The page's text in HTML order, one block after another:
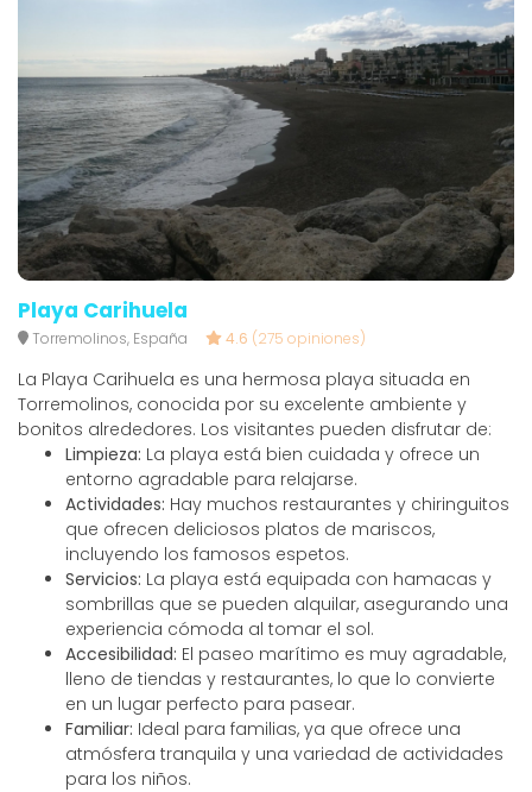
Playa Carihuela
Torremolinos, España 4.6 (275 opiniones)
La Playa Carihuela es una hermosa playa situada en
Torremolinos, conocida por su excelente ambiente y
bonitos alrededores. Los visitantes pueden disfrutar de:
Limpieza: La playa está bien cuidada y ofrece un
entorno agradable para relajarse.
Actividades: Hay muchos restaurantes y chiringuitos
que ofrecen deliciosos platos de mariscos,
incluyendo los famosos espetos.
Servicios: La playa está equipada con hamacas y
sombrillas que se pueden alquilar, asegurando una
experiencia cómoda al tomar el sol.
Accesibilidad: El paseo marítimo es muy agradable,
lleno de tiendas y restaurantes, lo que lo convierte
en un lugar perfecto para pasear.
Familiar: Ideal para familias, ya que ofrece una
atmósfera tranquila y una variedad de actividades
para los niños.